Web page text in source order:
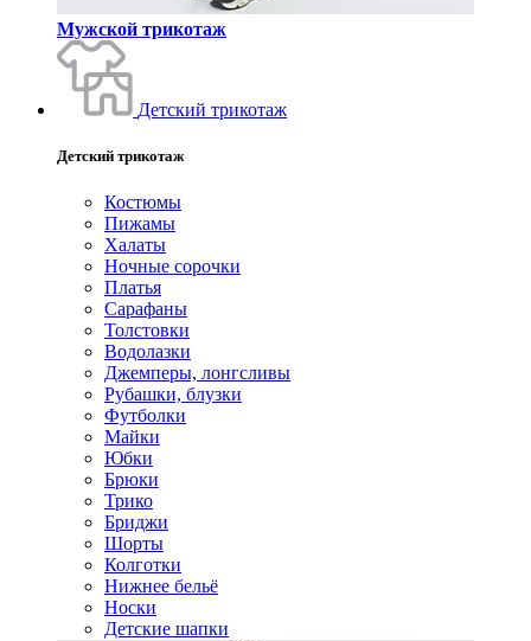
Мужской трикотаж
Детский трикотаж
Детский трикотаж
Костюмы
Пижамы
Халаты
Ночные сорочки
Платья
Сарафаны
Толстовки
Водолазки
Джемперы, лонгсливы
Рубашки, блузки
Футболки
Майки
Юбки
Брюки
Трико
Бриджи
Шорты
Колготки
Нижнее бельё
Носки
Детские шапки